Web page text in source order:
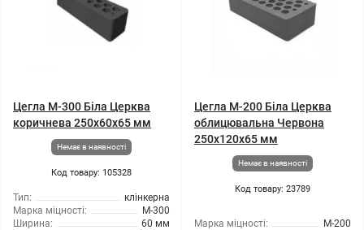
Цегла М-300 Біла Церква
коричнева 250x60x65 мм
Немає в наявності
Код товару: 105328
Тип:
клінкерна
Марка міцності:
М-300
Ширина:
60 мм
Цегла М-200 Біла Церква
облицювальна Червона
250х120х65 мм
Немає в наявності
Код товару: 23789
Марка міцності:
М-200